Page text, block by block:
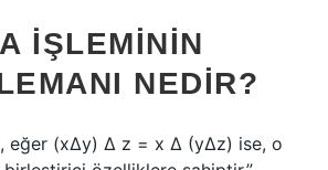
IŞLEMININ
NEDIR?
eğer (xΔy) Δ z = x Δ (yΔz) ise, o